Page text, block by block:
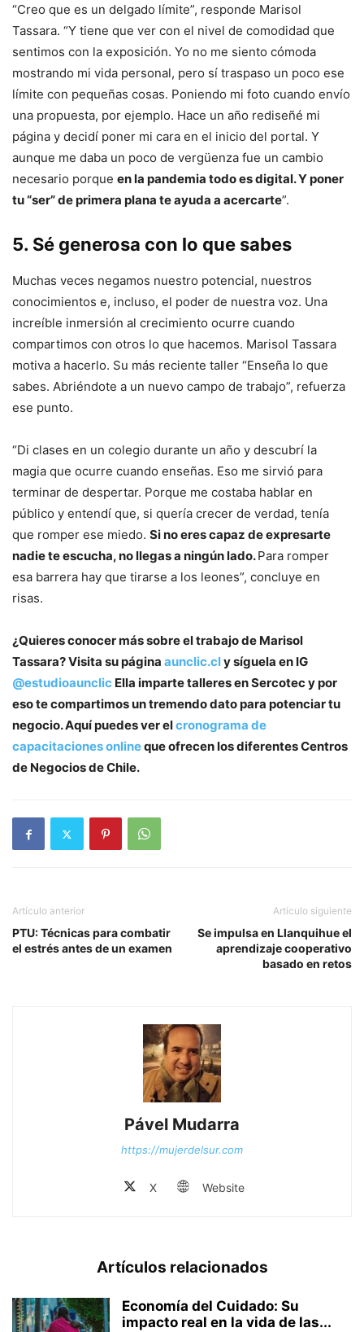
“Creo que es un delgado límite”, responde Marisol
Tassara. “Y tiene que ver con el nivel de comodidad que
sentimos con la exposición. Yo no me siento cómoda
mostrando mi vida personal, pero sí traspaso un poco ese
límite con pequeñas cosas. Poniendo mi foto cuando envío
una propuesta, por ejemplo. Hace un año rediseñé mi
página y decidí poner mi cara en el inicio del portal. Y
aunque me daba un poco de vergüenza fue un cambio
necesario porque en la pandemia todo es digital. Y poner
tu “ser” de primera plana te ayuda a acercarte”.
5. Sé generosa con lo que sabes
Muchas veces negamos nuestro potencial, nuestros
conocimientos e, incluso, el poder de nuestra voz. Una
increíble inmersión al crecimiento ocurre cuando
compartimos con otros lo que hacemos. Marisol Tassara
motiva a hacerlo. Su más reciente taller “Enseña lo que
sabes. Abriéndote a un nuevo campo de trabajo”, refuerza
ese punto.
“Di clases en un colegio durante un año y descubrí la
magia que ocurre cuando enseñas. Eso me sirvió para
terminar de despertar. Porque me costaba hablar en
público y entendí que, si quería crecer de verdad, tenía
que romper ese miedo. Si no eres capaz de expresarte
nadie te escucha, no llegas a ningún lado.Para romper
esa barrera hay que tirarse a los leones”, concluye en
risas.
¿Quieres conocer más sobre el trabajo de Marisol
Tassara? Visita su página aunclic.cly síguela en IG
@estudioaunclic Ella imparte talleres en Sercotec y por
eso te compartimos un tremendo dato para potenciar tu
negocio. Aquí puedes ver elcronograma de
capacitaciones onlineque ofrecen los diferentes Centros
de Negocios de Chile.
Artículo anterior
PTU: Técnicas para combatir
el estrés antes de un examen
Artículo siguiente
Se impulsa en Llanquihue el
aprendizaje cooperativo
basado en retos
Pável Mudarra
https://mujerdelsur.com
X Website
Artículos relacionados
Economía del Cuidado: Su
impacto real en la vida de las...